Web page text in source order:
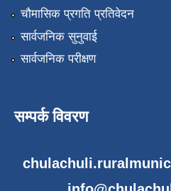
चौमासिक प्रगति प्रतिवेदन
सार्वजनिक सुनुवाई
सार्वजनिक परीक्षण
सम्पर्क विवरण